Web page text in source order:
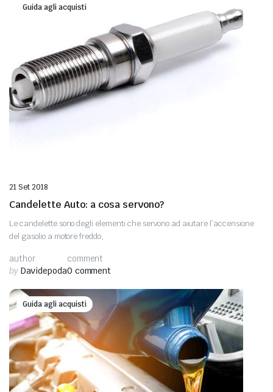
Guida agli acquisti
21 Set 2018
Candelette Auto: a cosa servono?
Le candelette sono degli elementi che servono ad aiutare l’accensione
del gasolio a motore freddo,
author
by Davidepoda
comment
0 comment
Guida agli acquisti